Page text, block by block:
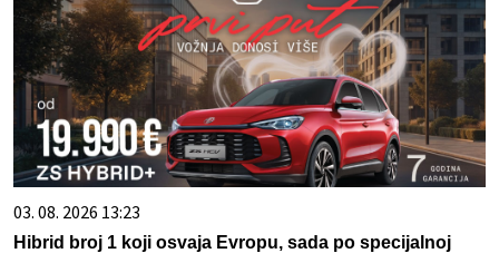
03. 08. 2026 13:23
Hibrid broj 1 koji osvaja Evropu, sada po specijalnoj